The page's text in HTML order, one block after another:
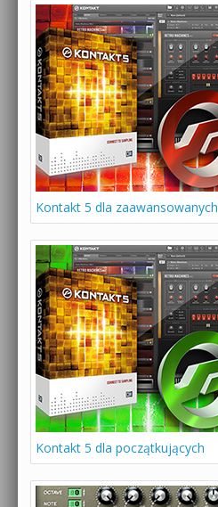
Kontakt 5 dla zaawansowanych
Kontakt 5 dla początkujących